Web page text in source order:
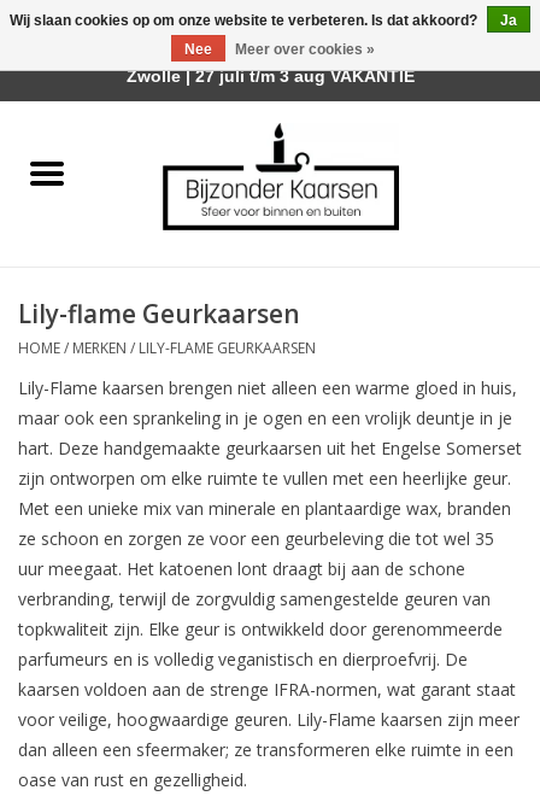
Räder Design Stories
Geurkaarsen
Tafelhaarden
Sfeer voor Buiten
Kaarsenhouders
LED Kaarsen
Kaarsen accessoires
Relatiegeschenken & Bedankjes
Lily-flame Geurkaarsen
HOME/ MERKEN / LILY-FLAME GEURKAARSEN
Lily-Flame kaarsen brengen niet alleen een warme gloed in huis,
maar ook een sprankeling in je ogen en een vrolijk deuntje in je
hart. Deze handgemaakte geurkaarsen uit het Engelse Somerset
zijn ontworpen om elke ruimte te vullen met een heerlijke geur.
Met een unieke mix van minerale en plantaardige wax, branden
ze schoon en zorgen ze voor een geurbeleving die tot wel 35
uur meegaat. Het katoenen lont draagt bij aan de schone
verbranding, terwijl de zorgvuldig samengestelde geuren van
topkwaliteit zijn. Elke geur is ontwikkeld door gerenommeerde
parfumeurs en is volledig veganistisch en dierproefvrij. De
kaarsen voldoen aan de strenge IFRA-normen, wat garant staat
voor veilige, hoogwaardige geuren. Lily-Flame kaarsen zijn meer
dan alleen een sfeermaker; ze transformeren elke ruimte in een
oase van rust en gezelligheid.
Wij slaan cookies op om onze website te verbeteren. Is dat akkoord?
Ja
Nee
Meer over cookies »
Afhalen is mogelijk bij mijn winkel Trotz | Belvederelaan 107
Zwolle | 27 juli t/m 3 aug VAKANTIE